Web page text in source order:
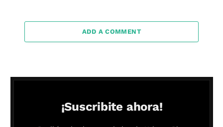
ADD A COMMENT
¡Suscribite ahora!